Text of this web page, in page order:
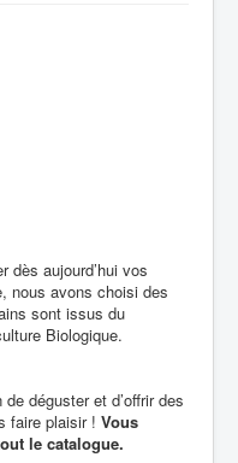
dès aujourd’hui vos
nous avons choisi des
sont issus du
Biologique.
déguster et d’offrir des
faire plaisir ! Vous
le catalogue.